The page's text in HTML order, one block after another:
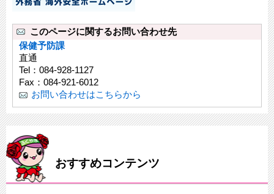
このページに関するお問い合わせ先
保健予防課
直通
Tel：084-928-1127
Fax：084-921-6012
お問い合わせはこちらから
おすすめコンテンツ